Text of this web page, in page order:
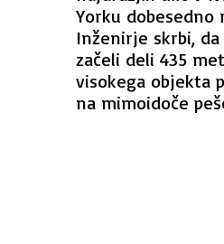
Yorku dobesedno
Inženirje skrbi, da
začeli deli 435
visokega objekta
na mimoidoče